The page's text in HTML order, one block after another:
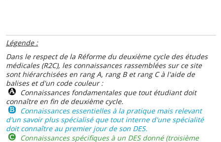
Légende :
Dans le respect de la Réforme du deuxième cycle des études
médicales (R2C), les connaissances rassemblées sur ce site
sont hiérarchisées en rang A, rang B et rang C à l'aide de
balises et d'un code couleur :
Connaissances fondamentales que tout étudiant doit
connaître en fin de deuxième cycle.
Connaissances essentielles à la pratique mais relevant
d'un savoir plus spécialisé que tout interne d'une spécialité
doit connaître au premier jour de son DES.
Connaissances spécifiques à un DES donné (troisième